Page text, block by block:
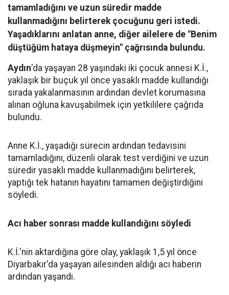
tamamladığını ve uzun süredir madde
kullanmadığını belirterek çocuğunu geri istedi.
Yaşadıklarını anlatan anne, diğer ailelere de "Benim
düştüğüm hataya düşmeyin" çağrısında bulundu.
Aydın'da yaşayan 28 yaşındaki iki çocuk annesi K.İ.,
yaklaşık bir buçuk yıl önce yasaklı madde kullandığı
sırada yakalanmasının ardından devlet korumasına
alınan oğluna kavuşabilmek için yetkililere çağrıda
bulundu.
Anne K.İ., yaşadığı sürecin ardından tedavisini
tamamladığını, düzenli olarak test verdiğini ve uzun
süredir yasaklı madde kullanmadığını belirterek,
yaptığı tek hatanın hayatını tamamen değiştirdiğini
söyledi.
Acı haber sonrası madde kullandığını söyledi
K.İ.'nin aktardığına göre olay, yaklaşık 1,5 yıl önce
Diyarbakır'da yaşayan ailesinden aldığı acı haberin
ardından yaşandı.